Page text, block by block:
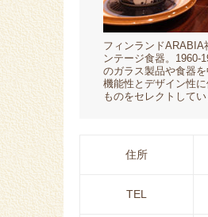
フィンランドARABIA
ンテージ食器。1960-
のガラス製品や食器
機能性とデザイン性
ものをセレクトして
住所
TEL